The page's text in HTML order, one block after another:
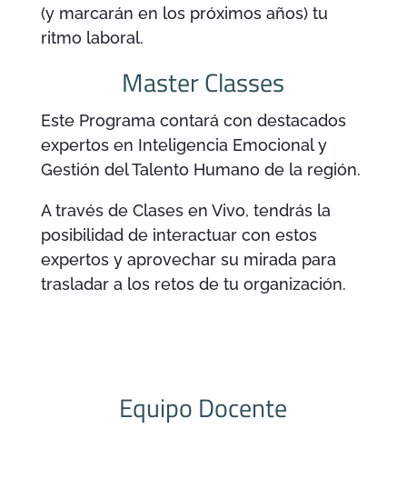
(y marcarán en los próximos años) tu
ritmo laboral.
Master Classes
Este Programa contará con destacados
expertos en Inteligencia Emocional y
Gestión del Talento Humano de la región.
A través de Clases en Vivo, tendrás la
posibilidad de interactuar con estos
expertos y aprovechar su mirada para
trasladar a los retos de tu organización.
Equipo Docente